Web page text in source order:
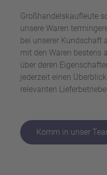
Großhandelskaufleute
unsere Waren
bei unserer Kundschaft
mit den Waren bestens
über deren
jederzeit einen
relevanten Lieferbetriebe.
Komm in unser